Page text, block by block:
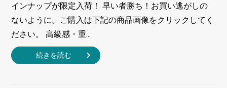
インナップが限定入荷！ 早い者勝ち！お買い逃がしの
ないように。ご購入は下記の商品画像をクリックしてく
ださい。 高級感・重...
続きを読む